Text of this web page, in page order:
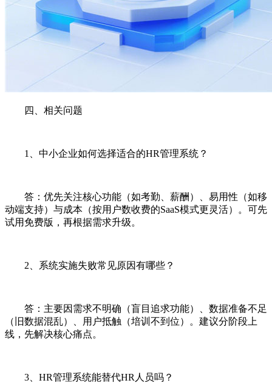
四、相关问题
1、中小企业如何选择适合的HR管理系统？
答：优先关注核心功能（如考勤、薪酬）、易用性（如移
动端支持）与成本（按用户数收费的SaaS模式更灵活）。可先
试用免费版，再根据需求升级。
2、系统实施失败常见原因有哪些？
答：主要因需求不明确（盲目追求功能）、数据准备不足
（旧数据混乱）、用户抵触（培训不到位）。建议分阶段上
线，先解决核心痛点。
3、HR管理系统能替代HR人员吗？